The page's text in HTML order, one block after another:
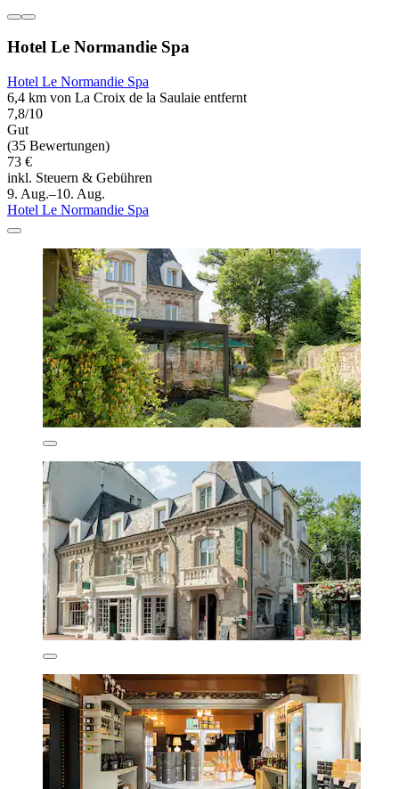
Hotel Le Normandie Spa
Hotel Le Normandie Spa
6,4 km von La Croix de la Saulaie entfernt
7,8/10
Gut
(35 Bewertungen)
73 €
inkl. Steuern & Gebühren
9. Aug.–10. Aug.
Hotel Le Normandie Spa